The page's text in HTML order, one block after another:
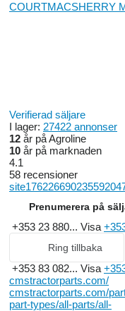
COURTMACSHERRY
Verifierad säljare
I lager: 27422 annonser
12 år på Agroline
10 år på marknaden
4.1
58 recensioner
Prenumerera på
+353 23 880... Visa
Ring tillbaka
+353 83 082... Visa
cmstractorparts.com/
cmstractorparts.com/
part-types/all-parts/all-